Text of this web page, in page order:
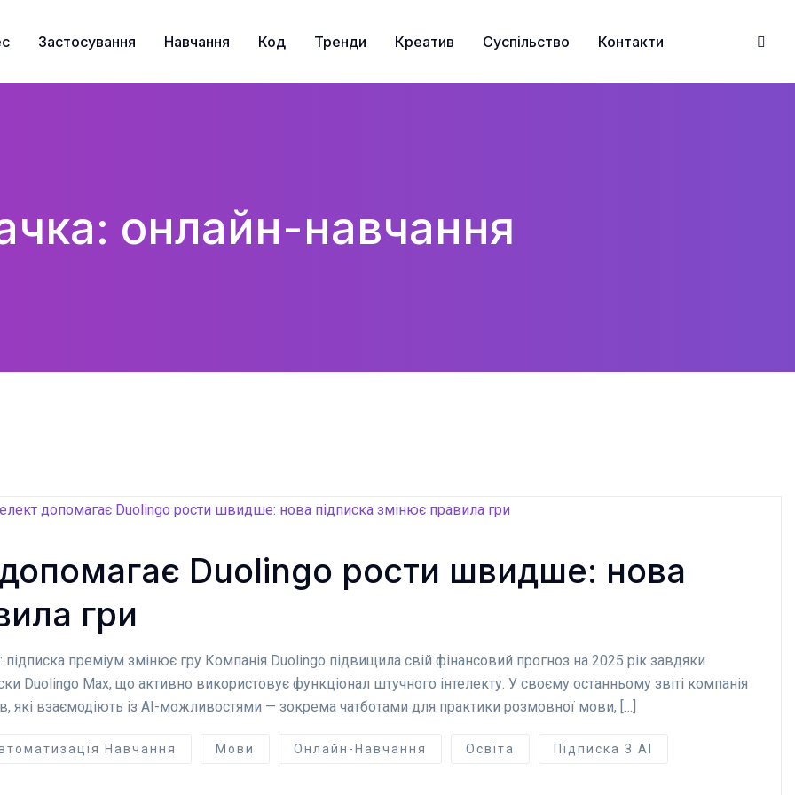
Застосування Навчання Код Тренди Креатив Суспільство Контакти
онлайн-навчання
Duolingo рости швидше: нова
гри
преміум змінює гру Компанія Duolingo підвищила свій фінансовий прогноз на 2025 рік завдяки
Duolingo Max, що активно використовує функціонал штучного інтелекту. У своєму останньому звіті компанія
які взаємодіють із AI-можливостями — зокрема чатботами для практики розмовної мови, […]
Навчання Мови Онлайн-Навчання Освіта Підписка З AI